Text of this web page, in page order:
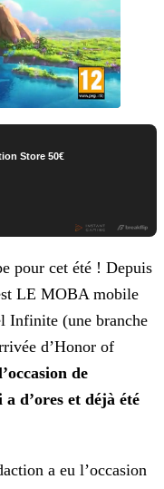
Store 50€
pour cet été ! Depuis
LE MOBA mobile
Infinite (une branche
d’Honor of
de
d’ores et déjà été
a eu l’occasion